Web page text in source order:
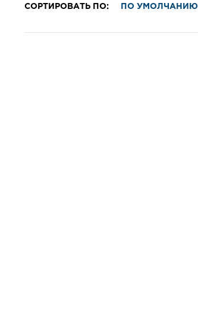
СОРТИРОВАТЬ ПО: ПО УМОЛЧАНИЮ